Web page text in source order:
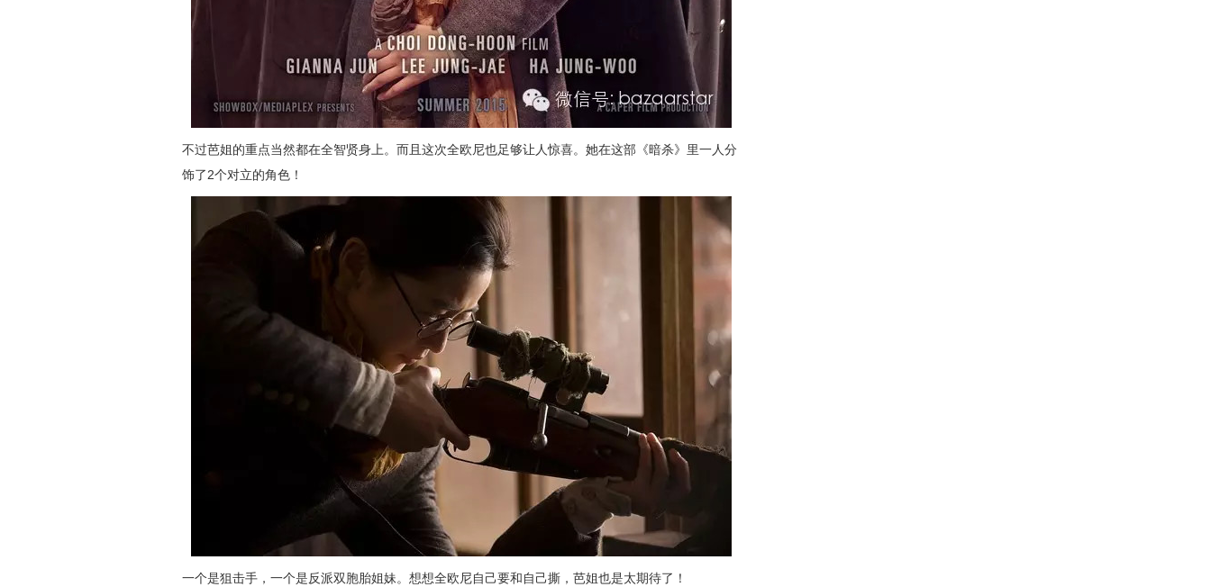
不过芭姐的重点当然都在全智贤身上。而且这次全欧尼也足够让人惊喜。她在这部《暗杀》里一人分
饰了2个对立的角色！
一个是狙击手，一个是反派双胞胎姐妹。想想全欧尼自己要和自己撕，芭姐也是太期待了！